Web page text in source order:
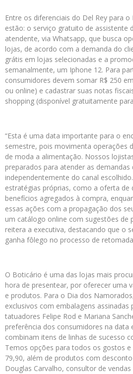
Entre os diferenciais do Del Rey para
estão: o serviço gratuito de assistente
atendente, via Whatsapp, que busca
lojas, de acordo com a demanda do
grátis em lojas selecionadas e a
semanalmente, um Iphone 12. Para
consumidores devem somar R$ 250
ou online) e cadastrar suas notas
shopping (disponível gratuitamente
“Esta é uma data importante para o
semestre, pois movimenta operações
de moda a alimentação. Nossos
preparados para atender as
independentemente do canal
estratégias próprias, como a oferta de
benefícios agregados à compra,
essas ações com a propagação dos
um catálogo online com sugestões de
reitera a executiva, destacando que o
ganha fôlego no processo de
O Boticário é uma das lojas mais
hora de presentear, por oferecer uma
e produtos. Para o Dia dos
exclusivos com embalagens assinadas
tatuadores Felipe Rod e Mariana
preferência dos consumidores na data
combinam itens de linhas de sucesso
Temos opções para todos os gostos e
79,90, além de produtos com
Douglas Carvalho, consultor de